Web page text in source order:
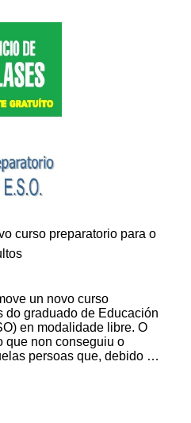
curso preparatorio para o
un novo curso
do graduado de Educación
en modalidade libre. O
que non conseguiu o
persoas que, debido …